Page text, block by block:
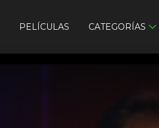
PELÍCULAS CATEGORÍAS